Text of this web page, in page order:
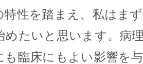
特性を踏まえ、私はま
めたいと思います。病
も臨床にもよい影響を